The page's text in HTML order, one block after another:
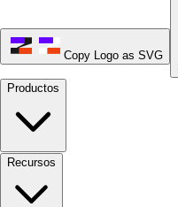
Copy Logo as SVG
Productos
Recursos